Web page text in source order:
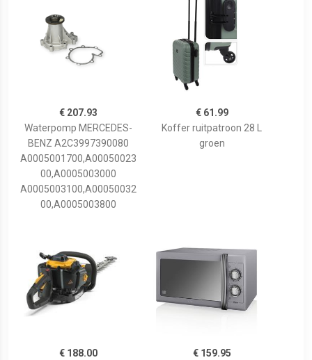
€ 207.93
Waterpomp MERCEDES-
BENZ A2C3997390080
A0005001700,A00050023
00,A0005003000
A0005003100,A00050032
00,A0005003800
€ 61.99
Koffer ruitpatroon 28 L
groen
€ 188.00
€ 159.95